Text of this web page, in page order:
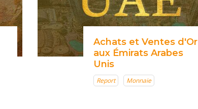
Achats et Ventes d'Or
aux Émirats Arabes
Unis
Report Monnaie